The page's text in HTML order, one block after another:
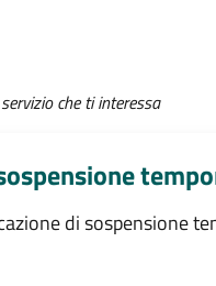
che ti interessa
di sospensione